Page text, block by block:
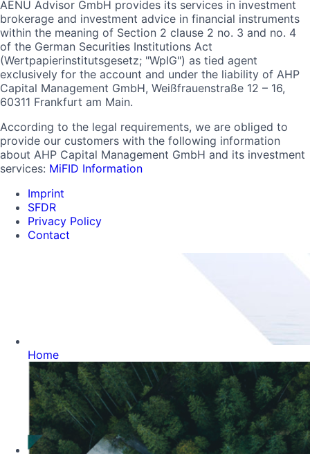
AENU Advisor GmbH provides its services in investment
brokerage and investment advice in financial instruments
within the meaning of Section 2 clause 2 no. 3 and no. 4
of the German Securities Institutions Act
(Wertpapierinstitutsgesetz; "WpIG") as tied agent
exclusively for the account and under the liability of AHP
Capital Management GmbH, Weißfrauenstraße 12 – 16,
60311 Frankfurt am Main.
According to the legal requirements, we are obliged to
provide our customers with the following information
about AHP Capital Management GmbH and its investment
services: MiFID Information
Imprint
SFDR
Privacy Policy
Contact
Home